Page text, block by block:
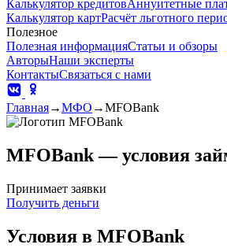
Калькулятор кредитовАннуитетные
Калькулятор картРасчёт льготного
Полезное
Полезная информацияСтатьи и обзоры
АвторыНаши эксперты
КонтактыСвязаться с нами
Главная→МФО →MFOBank
MFOBank — условия
Принимает заявки
Получить деньги
Условия в MFOBank